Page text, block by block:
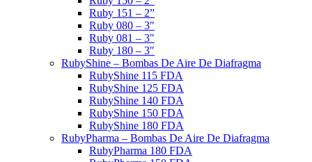
Ruby 151 – 2”
Ruby 080 – 3″
Ruby 081 – 3″
Ruby 180 – 3″
RubyShine – Bombas De Aire De Diafragma
RubyShine 115 FDA
RubyShine 125 FDA
RubyShine 140 FDA
RubyShine 150 FDA
RubyShine 180 FDA
RubyPharma – Bombas De Aire De Diafragma
RubyPharma 180 FDA